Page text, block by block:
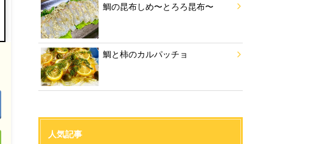
鯛の昆布しめ〜とろろ昆布〜
鯛と柿のカルパッチョ
人気記事